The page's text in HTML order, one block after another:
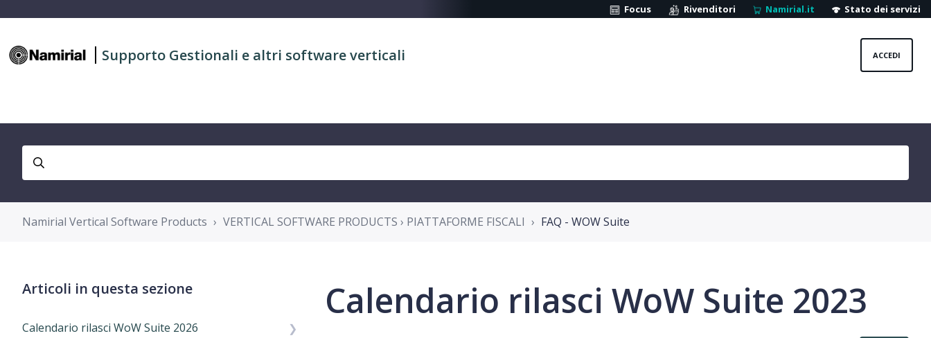
Focus Rivenditori Namirial.it Stato dei servizi
Supporto Gestionali e altri software verticali ACCEDI
Namirial Vertical Software Products VERTICAL SOFTWARE PRODUCTS › PIATTAFORME FISCALI FAQ - WOW Suite
Articoli in questa sezione
Calendario rilasci WoW Suite 2026
Calendario rilasci WoW Suite 2023